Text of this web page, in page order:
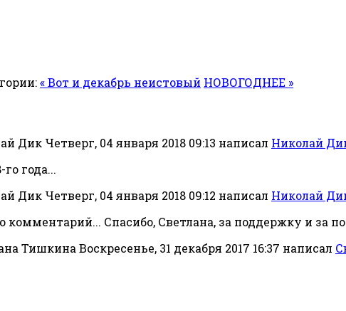
« Вот и декабрь неистовый НОВОГОДНЕЕ »
Четверг, 04 января 2018 09:13 написал Николай
года...
Четверг, 04 января 2018 09:12 написал Николай
комментарий... Спасибо, Светлана, за поддержку и за
Воскресенье, 31 декабря 2017 16:37 написал